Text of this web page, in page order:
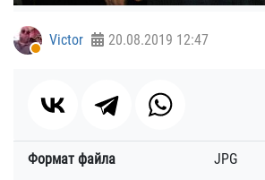
Victor 20.08.2019 12:47
Формат файла
JPG